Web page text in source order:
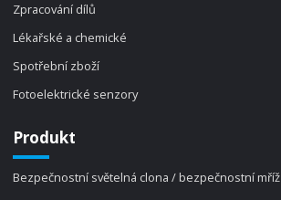
Zpracování dílů
Lékařské a chemické
Spotřební zboží
Fotoelektrické senzory
Produkt
Bezpečnostní světelná clona / bezpečnostní mříž